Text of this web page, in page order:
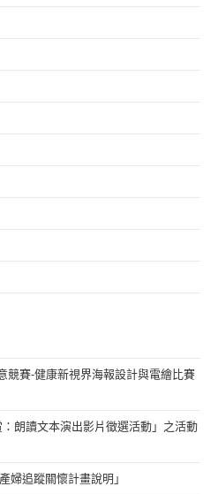
競賽-健康新視界海報設計與電繪比賽
朗讀文本演出影片徵選活動」之活動
婦追蹤關懷計畫說明」